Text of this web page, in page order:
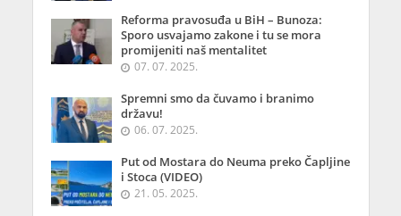
Reforma pravosuđa u BiH – Bunoza:
Sporo usvajamo zakone i tu se mora
promijeniti naš mentalitet
07. 07. 2025.
Spremni smo da čuvamo i branimo
državu!
06. 07. 2025.
Put od Mostara do Neuma preko Čapljine
i Stoca (VIDEO)
21. 05. 2025.